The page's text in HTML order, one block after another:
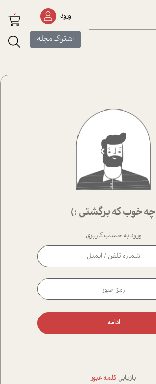
ورود
اشتراک مجله
0
چه خوب که برگشتی :)
ورود به حساب کاربری
ادامه
بازیابی کلمه عبور